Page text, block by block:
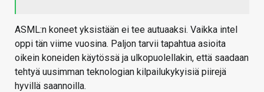
ASML:n koneet yksistään ei tee autuaaksi. Vaikka intel
oppi tän viime vuosina. Paljon tarvii tapahtua asioita
oikein koneiden käytössä ja ulkopuolellakin, että saadaan
tehtyä uusimman teknologian kilpailukykyisiä piirejä
hyvillä saannoilla.